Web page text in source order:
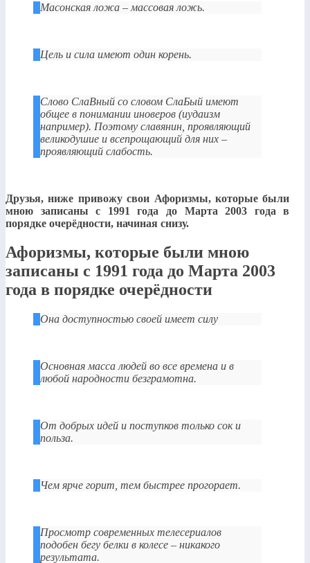
Масонская ложа – массовая ложь.
Цель и сила имеют один корень.
Слово СлаВный со словом СлаБый имеют
общее в понимании иноверов (иудаизм
например). Поэтому славянин, проявляющий
великодушие и всепрощающий для них –
проявляющий слабость.
Друзья, ниже привожу свои Афоризмы, которые были
мною записаны с 1991 года до Марта 2003 года в
порядке очерёдности, начиная снизу.
Афоризмы, которые были мною
записаны с 1991 года до Марта 2003
года в порядке очерёдности
Она доступностью своей имеет силу
Основная масса людей во все времена и в
любой народности безграмотна.
От добрых идей и поступков только сок и
польза.
Чем ярче горит, тем быстрее прогорает.
Просмотр современных телесериалов
подобен бегу белки в колесе – никакого
результата.